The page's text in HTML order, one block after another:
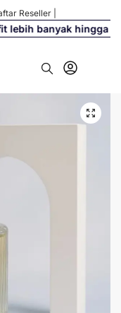
Reseller
banyak hingga